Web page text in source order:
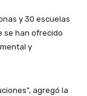
y 30 escuelas
se han ofrecido
y
agregó la